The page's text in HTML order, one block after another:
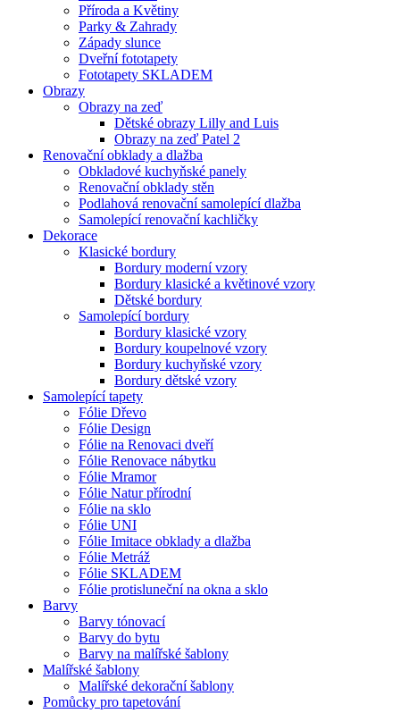
Příroda a Květiny
Parky & Zahrady
Západy slunce
Dveřní fototapety
Fototapety SKLADEM
Obrazy
Obrazy na zeď
Dětské obrazy Lilly and Luis
Obrazy na zeď Patel 2
Renovační obklady a dlažba
Obkladové kuchyňské panely
Renovační obklady stěn
Podlahová renovační samolepící dlažba
Samolepící renovační kachličky
Dekorace
Klasické bordury
Bordury moderní vzory
Bordury klasické a květinové vzory
Dětské bordury
Samolepící bordury
Bordury klasické vzory
Bordury koupelnové vzory
Bordury kuchyňské vzory
Bordury dětské vzory
Samolepící tapety
Fólie Dřevo
Fólie Design
Fólie na Renovaci dveří
Fólie Renovace nábytku
Fólie Mramor
Fólie Natur přírodní
Fólie na sklo
Fólie UNI
Fólie Imitace obklady a dlažba
Fólie Metráž
Fólie SKLADEM
Fólie protisluneční na okna a sklo
Barvy
Barvy tónovací
Barvy do bytu
Barvy na malířské šablony
Malířské šablony
Malířské dekorační šablony
Pomůcky pro tapetování